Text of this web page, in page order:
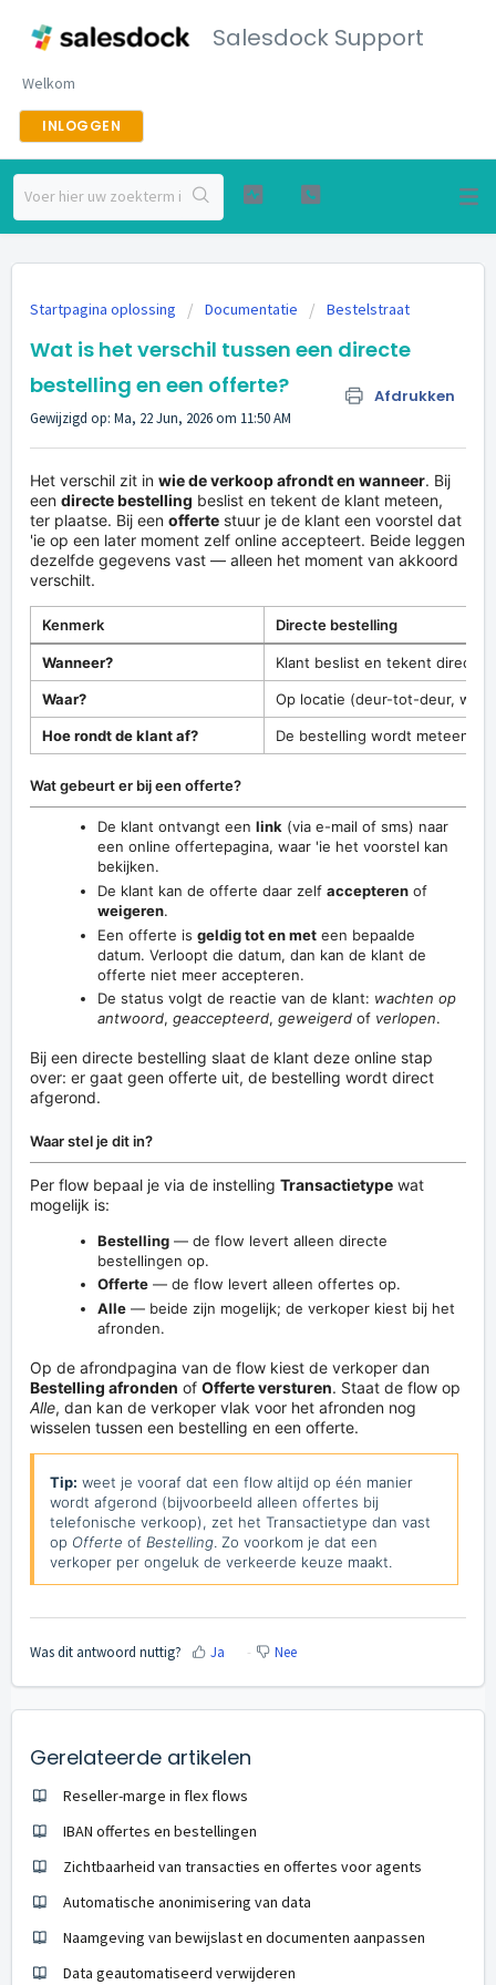
Salesdock Support
Welkom
INLOGGEN
Startpagina oplossing Documentatie Bestelstraat
Wat is het verschil tussen een directe
bestelling en een offerte?
Afdrukken
Gewijzigd op: Ma, 22 Jun, 2026 om 11:50 AM
Het verschil zit in wie de verkoop afrondt en wanneer. Bij
een directe bestelling beslist en tekent de klant meteen,
ter plaatse. Bij een offerte stuur je de klant een voorstel dat
'ie op een later moment zelf online accepteert. Beide leggen
dezelfde gegevens vast — alleen het moment van akkoord
verschilt.
Kenmerk Directe bestelling
Wanneer? Klant beslist en tekent direct
Waar? Op locatie (deur-tot-deur,
Hoe rondt de klant af? De bestelling wordt meteen
Wat gebeurt er bij een offerte?
De klant ontvangt een link (via e-mail of sms) naar
een online offertepagina, waar 'ie het voorstel kan
bekijken.
De klant kan de offerte daar zelf accepteren of
weigeren.
Een offerte is geldig tot en met een bepaalde
datum. Verloopt die datum, dan kan de klant de
offerte niet meer accepteren.
De status volgt de reactie van de klant: wachten op
antwoord, geaccepteerd, geweigerd of verlopen.
Bij een directe bestelling slaat de klant deze online stap
over: er gaat geen offerte uit, de bestelling wordt direct
afgerond.
Waar stel je dit in?
Per flow bepaal je via de instelling Transactietype wat
mogelijk is:
Bestelling — de flow levert alleen directe
bestellingen op.
Offerte — de flow levert alleen offertes op.
Alle — beide zijn mogelijk; de verkoper kiest bij het
afronden.
Op de afrondpagina van de flow kiest de verkoper dan
Bestelling afronden of Offerte versturen. Staat de flow op
Alle, dan kan de verkoper vlak voor het afronden nog
wisselen tussen een bestelling en een offerte.
Tip: weet je vooraf dat een flow altijd op één manier
wordt afgerond (bijvoorbeeld alleen offertes bij
telefonische verkoop), zet het Transactietype dan vast
op Offerte of Bestelling. Zo voorkom je dat een
verkoper per ongeluk de verkeerde keuze maakt.
Was dit antwoord nuttig? Ja Nee
Gerelateerde artikelen
Reseller-marge in flex flows
IBAN offertes en bestellingen
Zichtbaarheid van transacties en offertes voor agents
Automatische anonimisering van data
Naamgeving van bewijslast en documenten aanpassen
Data geautomatiseerd verwijderen